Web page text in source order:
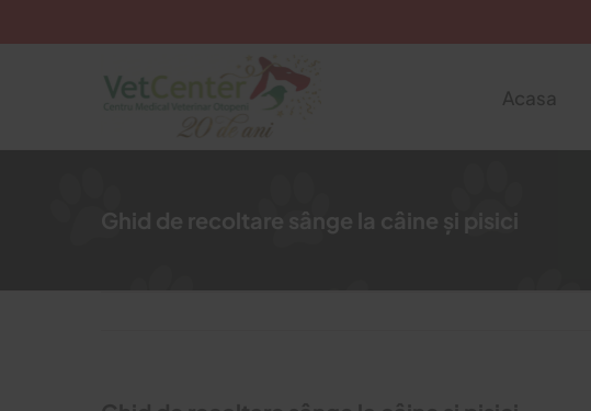
to
Acasa
Ghid de recoltare sânge la câine și pisici